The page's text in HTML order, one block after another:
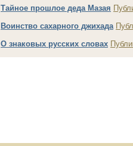
Тайное прошлое деда Мазая
Воинство сахарного джихада
О знаковых русских словах